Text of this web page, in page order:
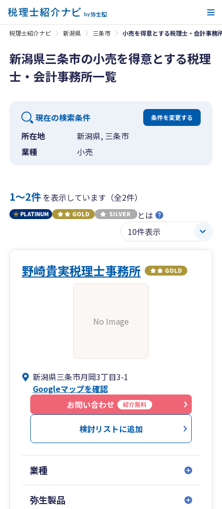
税理士紹介ナビ 新潟県 三条市 小売を得意とする税理士・会計事務
新潟県三条市の小売を得意とする税理
士・会計事務所一覧
現在の検索条件 条件を変更する
所在地
新潟県, 三条市
業種
小売
1〜2件を表示しています（全2件）
とは
野崎貴実税理士事務所
No Image
新潟県三条市月岡3丁目3-1
Googleマップを確認
お問い合わせ
紹介無料
検討リストに追加
業種
弥生製品